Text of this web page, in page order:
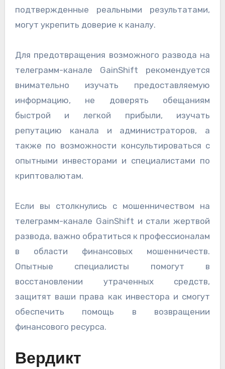
подтвержденные реальными результатами,
могут укрепить доверие к каналу.
Для предотвращения возможного развода на
телеграмм-канале GainShift рекомендуется
внимательно изучать предоставляемую
информацию, не доверять обещаниям
быстрой и легкой прибыли, изучать
репутацию канала и администраторов, а
также по возможности консультироваться с
опытными инвесторами и специалистами по
криптовалютам.
Если вы столкнулись с мошенничеством на
телеграмм-канале GainShift и стали жертвой
развода, важно обратиться к профессионалам
в области финансовых мошенничеств.
Опытные специалисты помогут в
восстановлении утраченных средств,
защитят ваши права как инвестора и смогут
обеспечить помощь в возвращении
финансового ресурса.
Вердикт